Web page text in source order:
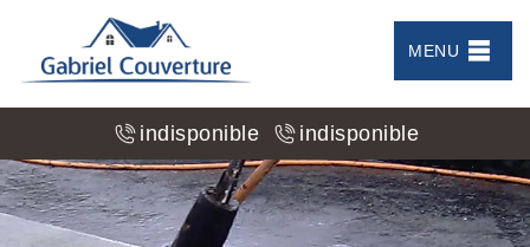
MENU
indisponible indisponible